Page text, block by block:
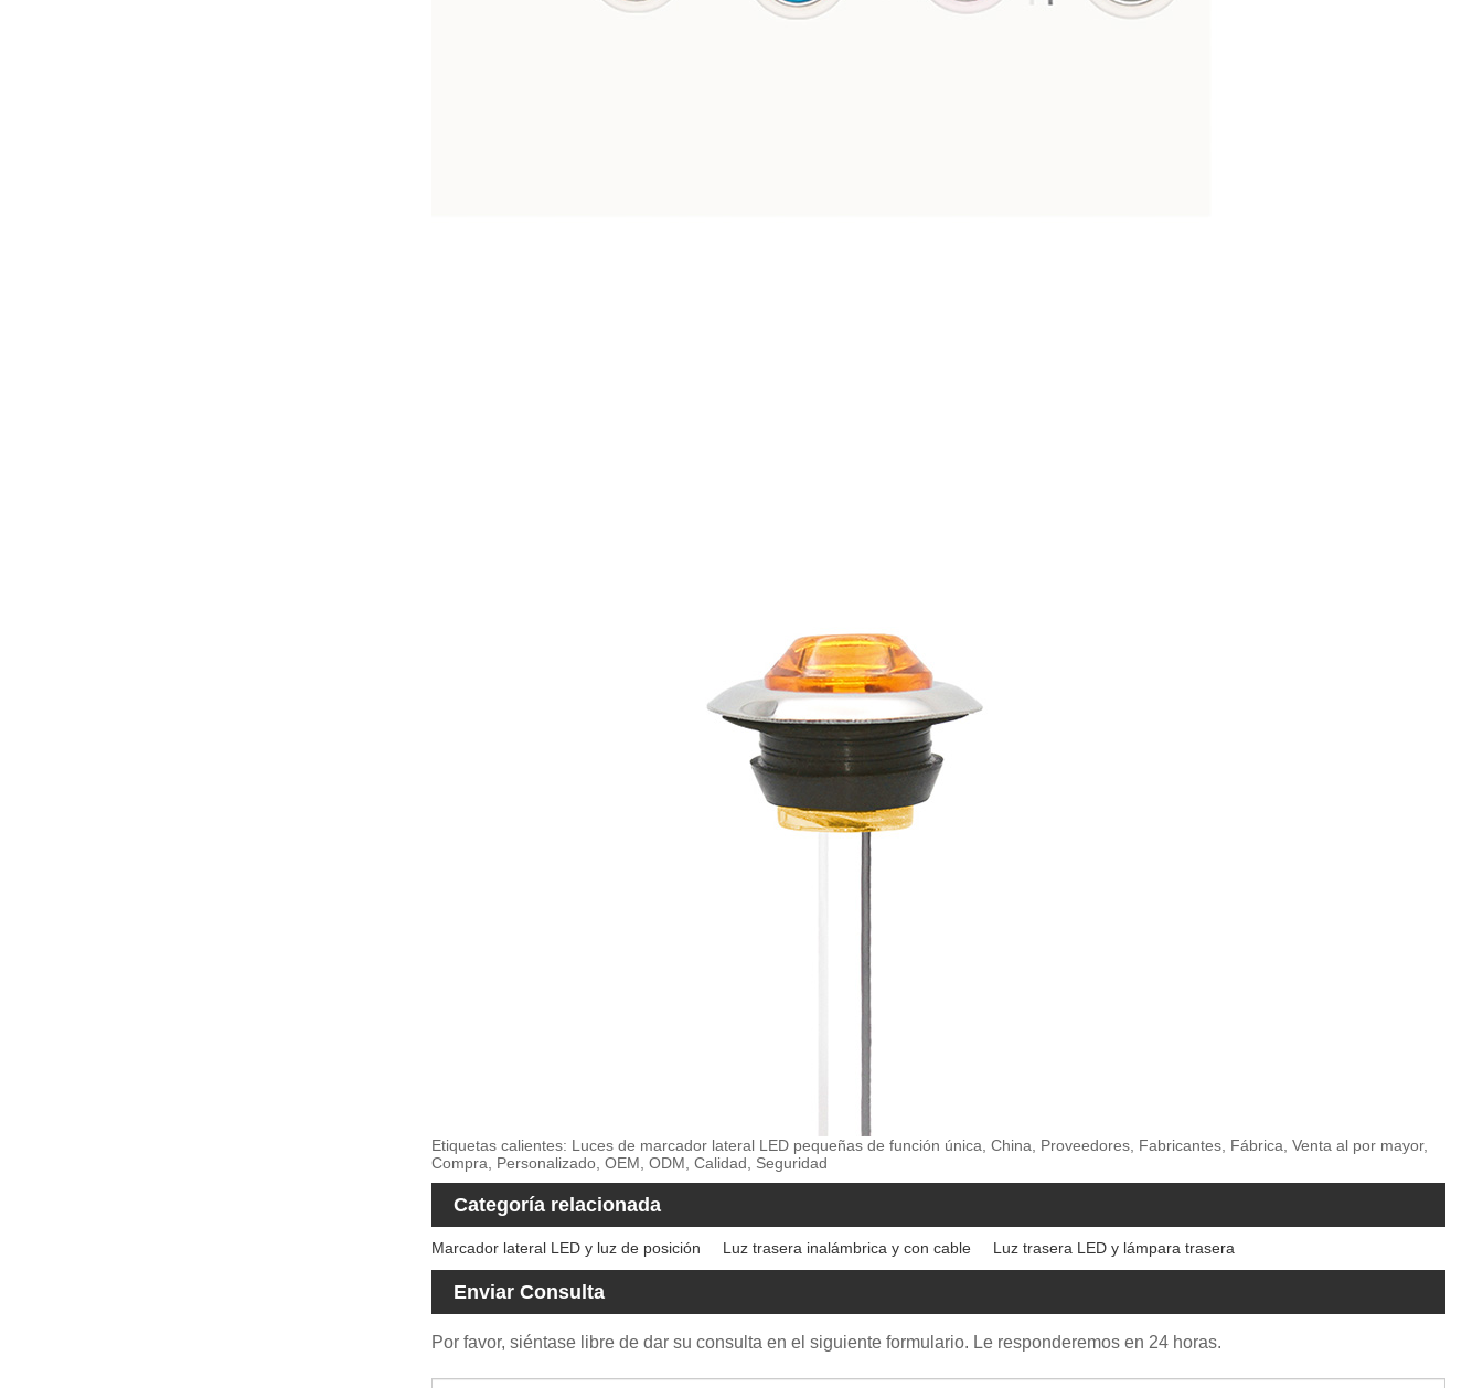
Etiquetas calientes: Luces de marcador lateral LED pequeñas de función única, China, Proveedores, Fabricantes, Fábrica, Venta al por mayor,
Compra, Personalizado, OEM, ODM, Calidad, Seguridad
Categoría relacionada
Marcador lateral LED y luz de posición Luz trasera inalámbrica y con cable Luz trasera LED y lámpara trasera
Enviar Consulta
Por favor, siéntase libre de dar su consulta en el siguiente formulario. Le responderemos en 24 horas.